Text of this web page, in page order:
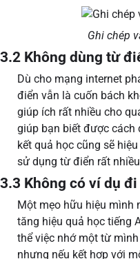
Ghi chép
3.2 Không dùng từ
Dù cho mạng internet
điển vẫn là cuốn bách
giúp ích rất nhiều cho
giúp bạn biết được cách
kết quả học cũng sẽ
sử dụng từ điển rất
3.3 Không có ví dụ
Một mẹo hữu hiệu mình
tăng hiệu quả học tiếng
thể việc nhớ một từ
nhưng nếu kết hợp với